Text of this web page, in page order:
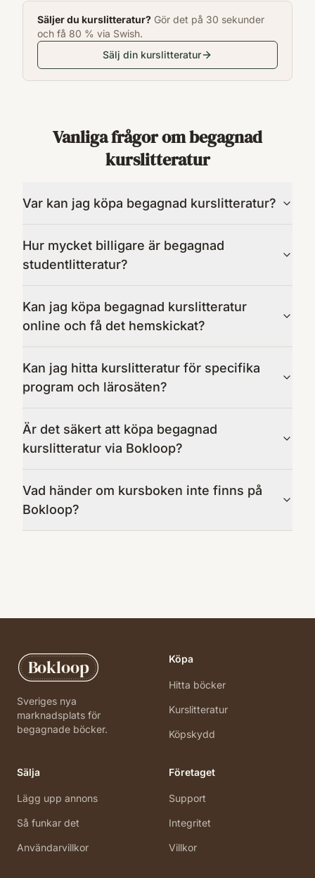
Säljer du kurslitteratur? Gör det på 30 sekunder
och få 80 % via Swish.
Sälj din kurslitteratur
Vanliga frågor om begagnad
kurslitteratur
Var kan jag köpa begagnad kurslitteratur?
Hur mycket billigare är begagnad
studentlitteratur?
Kan jag köpa begagnad kurslitteratur
online och få det hemskickat?
Kan jag hitta kurslitteratur för specifika
program och lärosäten?
Är det säkert att köpa begagnad
kurslitteratur via Bokloop?
Vad händer om kursboken inte finns på
Bokloop?
Bokloop
Sveriges nya
marknadsplats för
begagnade böcker.
Köpa
Hitta böcker
Kurslitteratur
Köpskydd
Sälja
Lägg upp annons
Så funkar det
Användarvillkor
Företaget
Support
Integritet
Villkor